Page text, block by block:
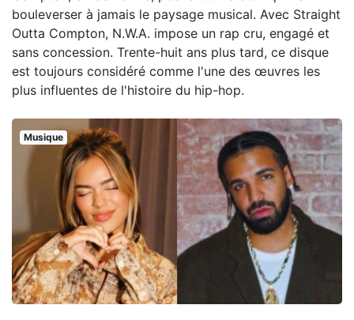
bouleverser à jamais le paysage musical. Avec Straight
Outta Compton, N.W.A. impose un rap cru, engagé et
sans concession. Trente-huit ans plus tard, ce disque
est toujours considéré comme l'une des œuvres les
plus influentes de l'histoire du hip-hop.
Musique